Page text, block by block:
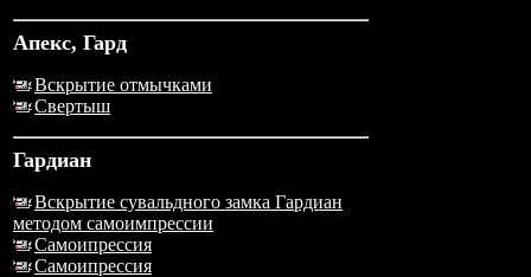
Апекс, Гард
Вскрытие отмычками
Свертыш
Гардиан
Вскрытие сувальдного замка Гардиан
методом самоимпрессии
Самоипрессия
Самоипрессия